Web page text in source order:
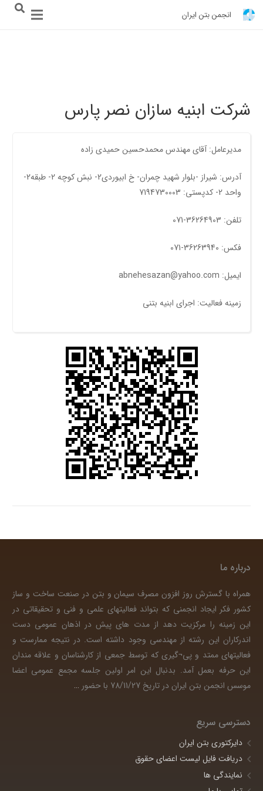
انجمن بتن ایران
شرکت ابنیه سازان نصر پارس
مدیرعامل: آقای مهندس محمدحسين حميدی زاده
آدرس: شیراز -بلوار شهید چمران- خ ابیوردی2- نبش کوچه 2- طبقه2-
واحد 2- کدپستی: 7194730003
تلفن: 36264903-071
فکس: 36263940-071
ایمیل: abnehesazan@yahoo.com
زمینه فعالیت: اجرای ابنیه بتنی
درباره ما
همراه با گسترش روز افزون مصرف سیمان و بتن در صنعت ساخت و ساز
کشور فکر ایجاد انجمنی که بتواند فعالیتهای علمی و فنی و تحقیقاتی در
این زمینه را مرکزیت دهد از مدت های پیش در اذهان عمومی دست
اندرکاران این رشته از مهندسی وجود داشته است. در نتیجه ممارست و
فعالیتهای ممتد و پی¬گیری که توسط جمعی از کارشناسان و علاقه مندان
این حرفه بعمل آمد. بدنبال این امر اولین جلسه مجمع عمومی اعضا
موسس انجمن بتن ایران در تاریخ 78/11/27 با حضور
…
دسترسی سریع
دایرکتوری بتن ایران
دریافت فایل لیست اعضای حقوق
نمایندگی ها